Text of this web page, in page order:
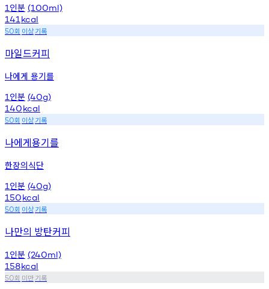
1 인분 (100ml)
141 kcal
50회 이상기록
마일드커피
나에게 용기를
1 인분 (40g)
140kcal
50회 이상기록
나에게용기를
한장의식단
1 인분 (40g)
150kcal
50회 이상기록
나만의 방탄커피
1 인분 (240ml)
158kcal
50회 미만기록